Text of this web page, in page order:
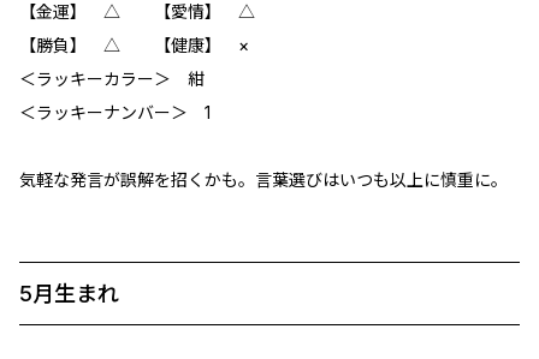
【金運】 △ 【愛情】 △
【勝負】 △ 【健康】 ×
＜ラッキーカラー＞ 紺
＜ラッキーナンバー＞ 1
気軽な発言が誤解を招くかも。言葉選びはいつも以上に慎重に。
5月生まれ